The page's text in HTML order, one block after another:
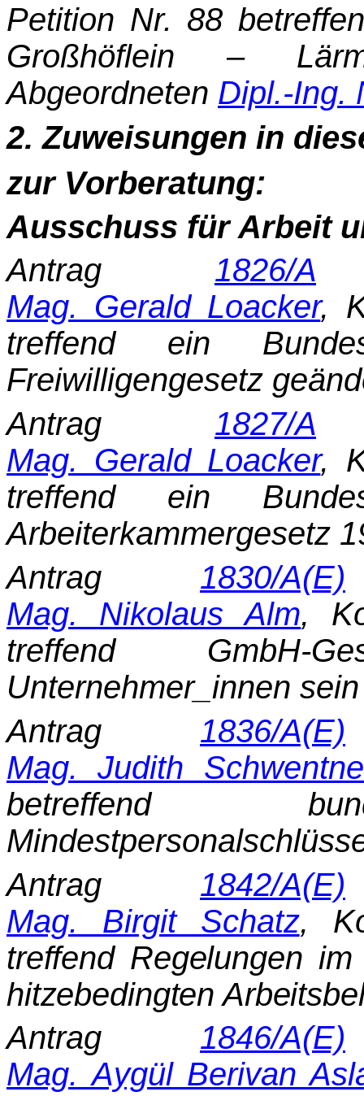
Petition Nr. 88
Großhöflein –
Abgeordneten Dipl.-Ing.
2. Zuweisungen in
zur Vorberatung:
Ausschuss für Arbeit
Antrag 1826/A
Mag. Gerald Loacker,
treffend ein
Freiwilligengesetz
Antrag 1827/A
Mag. Gerald Loacker,
treffend ein
Arbeiterkammergesetz
Antrag 1830/A(E)
Mag. Nikolaus Alm,
treffend GmbH-
Unternehmer_innen
Antrag 1836/A(E)
Mag. Judith
betreffend
Antrag 1842/A(E)
Mag. Birgit Schatz,
treffend Regelungen
hitzebedingten
Antrag 1846/A(E)
Mag. Aygül Berivan